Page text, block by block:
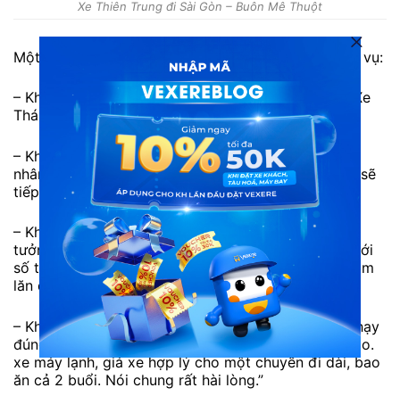
Xe Thiên Trung đi Sài Gòn – Buôn Mê Thuột
Một số đánh giá từ khách hàng đã trải nghiệm dịch vụ:
– Khách hàng H. Thiên: “Rất tốt, chất lượng 5 sao. Xe
Thái độ phục vụ tốt.”
– Khách hàng T. Dung: “Xe mới, thái độ phục vụ của
nhân viên tận tình. Tôi thấy rất hài lòng, nếu có dịp sẽ
tiếp tục ủng hộ nhà xe.”
– Khách hàng T. Trà: “Mọi thứ tuyệt vời ngoài sức
tưởng tượng, chất lượng xe hoàn toàn xứng đáng với
số tiền bỏ ra nha mọi người, giường rộng rãi nên nằm
lăn qua lăn lại cũng được, rất chi là thích.”
– Khách hàng Đ. Trọng: “Xe Thiên Trung cao cấp, chạy
đúng giờ, nhân viên nhà xe phục vụ tân tình, chu đáo.
xe máy lạnh, giá xe hợp lý cho một chuyến đi dài, bao
ăn cả 2 buổi. Nói chung rất hài lòng.”